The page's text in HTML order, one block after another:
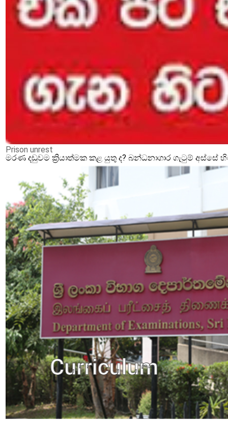
Prison unrest
මරණ දඩුවම ක්‍රියාත්මක කළ යුතු ද? බන්ධනාගාර ගැටුම්